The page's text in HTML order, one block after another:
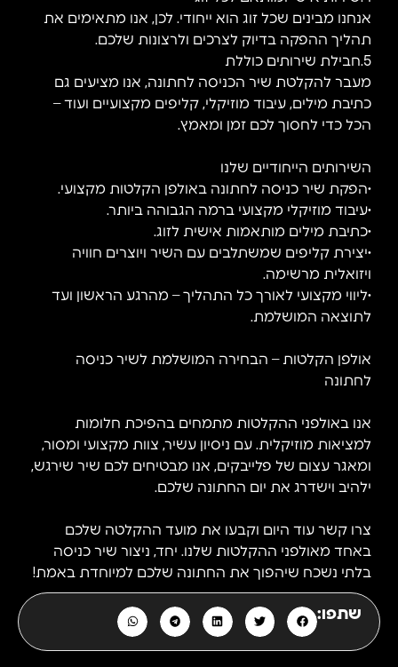
אנחנו מבינים שכל זוג הוא ייחודי. לכן, אנו מתאימים את
תהליך ההפקה בדיוק לצרכים ולרצונות שלכם.
5.חבילת שירותים כוללת
מעבר להקלטת שיר הכניסה לחתונה, אנו מציעים גם
כתיבת מילים, עיבוד מוזיקלי, קליפים מקצועיים ועוד –
הכל כדי לחסוך לכם זמן ומאמץ.
השירותים הייחודיים שלנו
•הפקת שיר כניסה לחתונה באולפן הקלטות מקצועי.
•עיבוד מוזיקלי מקצועי ברמה הגבוהה ביותר.
•כתיבת מילים מותאמות אישית לזוג.
•יצירת קליפים שמשתלבים עם השיר ויוצרים חוויה
ויזואלית מרשימה.
•ליווי מקצועי לאורך כל התהליך – מהרגע הראשון ועד
לתוצאה המושלמת.
אולפן הקלטות – הבחירה המושלמת לשיר כניסה
לחתונה
אנו באולפני ההקלטות מתמחים בהפיכת חלומות
למציאות מוזיקלית. עם ניסיון עשיר, צוות מקצועי ומסור,
ומאגר עצום של פלייבקים, אנו מבטיחים לכם שיר שירגש,
ילהיב וישדרג את יום החתונה שלכם.
צרו קשר עוד היום וקבעו את מועד ההקלטה שלכם
באחד מאולפני ההקלטות שלנו. יחד, ניצור שיר כניסה
בלתי נשכח שיהפוך את החתונה שלכם למיוחדת באמת!
שתפו: